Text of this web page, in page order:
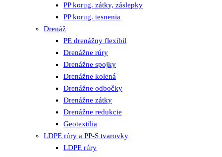
PP korug. zátky, záslepky
PP korug. tesnenia
Drenáž
PE drenážny flexibil
Drenážne rúry
Drenážne spojky
Drenážne kolená
Drenážne odbočky
Drenážne zátky
Drenážne redukcie
Geotextília
LDPE rúry a PP-S tvarovky
LDPE rúry